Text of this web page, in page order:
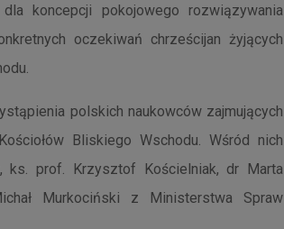
koncepcji pokojowego rozwiązywania
oczekiwań chrześcijan żyjących
polskich naukowców zajmujących
Bliskiego Wschodu. Wśród nich
prof. Krzysztof Kościelniak, dr Marta
Murkociński z Ministerstwa Spraw